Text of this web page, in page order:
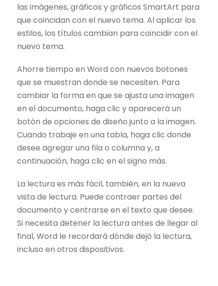
las imágenes, gráficos y gráficos SmartArt para
que coincidan con el nuevo tema. Al aplicar los
estilos, los títulos cambian para coincidir con el
nuevo tema.
Ahorre tiempo en Word con nuevos botones
que se muestran donde se necesiten. Para
cambiar la forma en que se ajusta una imagen
en el documento, haga clic y aparecerá un
botón de opciones de diseño junto a la imagen.
Cuando trabaje en una tabla, haga clic donde
desee agregar una fila o columna y, a
continuación, haga clic en el signo más.
La lectura es más fácil, también, en la nueva
vista de lectura. Puede contraer partes del
documento y centrarse en el texto que desee.
Si necesita detener la lectura antes de llegar al
final, Word le recordará dónde dejó la lectura,
incluso en otros dispositivos.